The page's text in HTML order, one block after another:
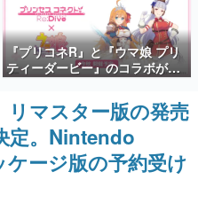
ページビュー数万以上！ などな
た、電ファミ渾身の“殿堂入り”記
の方々に製作時のエピソードをお
（ゲーム）とは何か？を探ってい
ない。『赫本』は、〈試験問題〉
ム、型式番号などを配置
『プリコネR』と『ウマ娘 プリ
ティーダービー』のコラボが決
定！“最大170連無料”の8.5周年
キャンペーンなども発表
リマスター版の発売
定。Nintendo
ージ版の予約受け